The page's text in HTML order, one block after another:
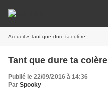
Accueil » Tant que dure ta colère
Tant que dure ta colère
Publié le 22/09/2016 à 14:36
Par Spooky